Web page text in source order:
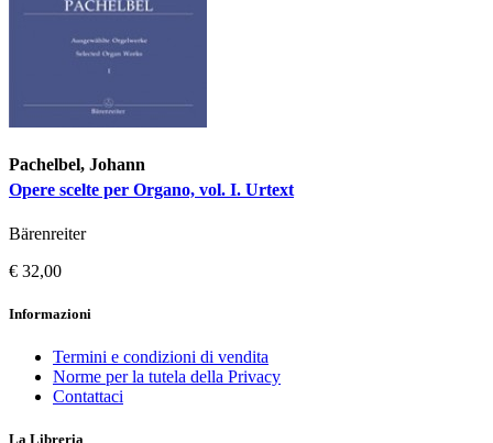
Pachelbel, Johann
Opere scelte per Organo, vol. I. Urtext
Bärenreiter
€ 32,00
Informazioni
Termini e condizioni di vendita
Norme per la tutela della Privacy
Contattaci
La Libreria